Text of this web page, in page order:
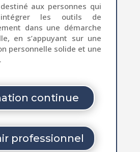
aux personnes qui
intégrer les outils de
dans une démarche
en s’appuyant sur une
personnelle solide et une
continue
professionnel